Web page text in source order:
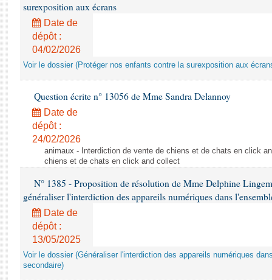
surexposition aux écrans
Date de
dépôt :
04/02/2026
Voir le dossier (Protéger nos enfants contre la surexposition aux
Question écrite n° 13056 de Mme Sandra Delannoy
Date de
dépôt :
24/02/2026
animaux - Interdiction de vente de chiens et de chats en click
chiens et de chats en click and collect
N° 1385 - Proposition de résolution de Mme Delphine
généraliser l'interdiction des appareils numériques dans
Date de
dépôt :
13/05/2025
Voir le dossier (Généraliser l'interdiction des appareils numériques
secondaire)